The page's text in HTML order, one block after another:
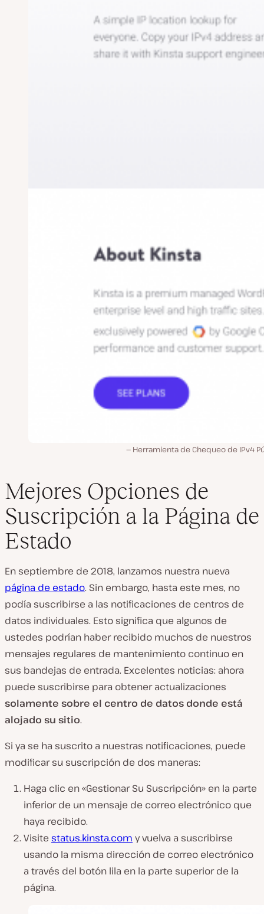
Herramienta de Chequeo de IPv4
Mejores Opciones de
Suscripción a la Página de
Estado
En septiembre de 2018, lanzamos nuestra nueva
página de estado. Sin embargo, hasta este mes, no
podía suscribirse a las notificaciones de centros de
datos individuales. Esto significa que algunos de
ustedes podrían haber recibido muchos de nuestros
mensajes regulares de mantenimiento continuo en
sus bandejas de entrada. Excelentes noticias: ahora
puede suscribirse para obtener actualizaciones
solamente sobre el centro de datos donde está
alojado su sitio.
Si ya se ha suscrito a nuestras notificaciones, puede
modificar su suscripción de dos maneras:
Haga clic en «Gestionar Su Suscripción» en la parte
inferior de un mensaje de correo electrónico que
haya recibido.
Visite status.kinsta.com y vuelva a suscribirse
usando la misma dirección de correo electrónico
a través del botón lila en la parte superior de la
página.